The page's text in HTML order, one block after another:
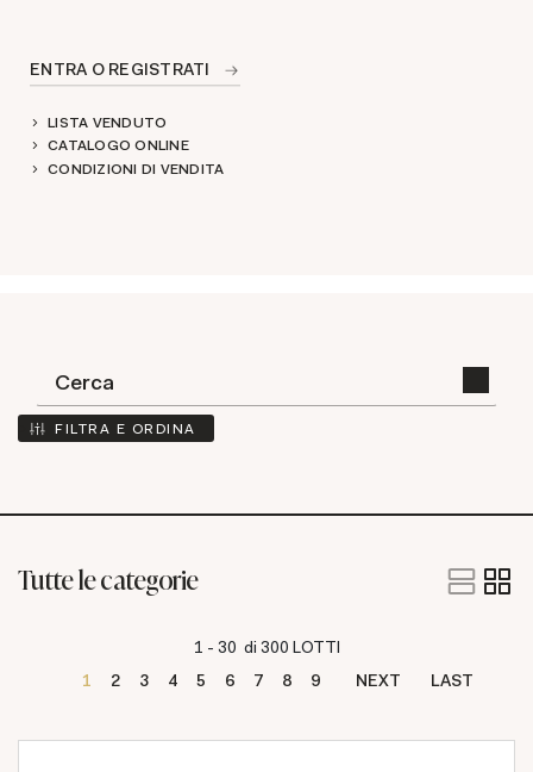
ENTRA O REGISTRATI
LISTA VENDUTO
CATALOGO ONLINE
CONDIZIONI DI VENDITA
FILTRA E ORDINA
Tutte le categorie
1 - 30 di 300 LOTTI
1
2 3 4 5 6 7 8 9 NEXT LAST